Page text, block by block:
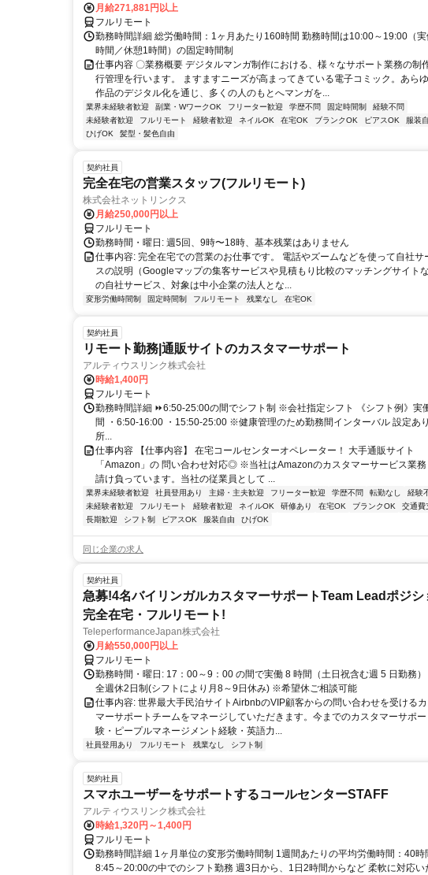
月給271,881円以上
フルリモート
勤務時間詳細 総労働時間：1ヶ月あたり160時間 勤務時間は10:00～19:00（
時間／休憩1時間）の固定時間制
仕事内容 〇業務概要 デジタルマンガ制作における、様々なサポート業務の制
行管理を行います。 ますますニーズが高まってきている電子コミック。あら
作品のデジタル化を通じ、多くの人のもとへマンガを...
業界未経験者歓迎 副業・WワークOK フリーター歓迎 学歴不問 固定時間制
経験不問
未経験者歓迎
フルリモート 経験者歓迎 ネイルOK 在宅OK ブランクOK ピアスOK
服装
ひげOK
髪型・髪色自由
契約社員
完全在宅の営業スタッフ(フルリモート)
株式会社ネットリンクス
月給250,000円以上
フルリモート
勤務時間・曜日: 週5回、9時〜18時、基本残業はありません
仕事内容: 完全在宅での営業のお仕事です。 電話やズームなどを使って自社サ
スの説明（Googleマップの集客サービスや見積もり比較のマッチングサイト
の自社サービス、対象は中小企業の法人とな...
変形労働時間制 固定時間制 フルリモート 残業なし 在宅OK
契約社員
リモート勤務|通販サイトのカスタマーサポート
アルティウスリンク株式会社
時給1,400円
フルリモート
勤務時間詳細 ⏩6:50-25:00の間でシフト制 ※会社指定シフト 《シフト例》実
間 ・6:50-16:00 ・15:50-25:00 ※健康管理のため勤務間インターバル 設定あ
所...
仕事内容 【仕事内容】 在宅コールセンターオペレーター！ 大手通販サイト
「Amazon」の 問い合わせ対応◎ ※当社はAmazonのカスタマーサービス業務
請け負っています。当社の従業員として ...
業界未経験者歓迎 社員登用あり 主婦・主夫歓迎 フリーター歓迎 学歴不問 転勤なし
経験
未経験者歓迎
フルリモート 経験者歓迎 ネイルOK 研修あり 在宅OK ブランクOK
交通費
長期歓迎
シフト制 ピアスOK 服装自由 ひげOK
同じ企業の求人
契約社員
急募!4名バイリンガルカスタマーサポートTeam Leadポジシ
完全在宅・フルリモート!
TeleperformanceJapan株式会社
月給550,000円以上
フルリモート
勤務時間・曜日: 17：00～9：00 の間で実働 8 時間（土日祝含む週 5 日勤務）
全週休2日制(シフトにより月8～9日休み) ※希望休ご相談可能
仕事内容: 世界最大手民泊サイトAirbnbのVIP顧客からの問い合わせを受けるカ
マーサポートチームをマネージしていただきます。今までのカスタマーサポ
験・ピープルマネージメント経験・英語力...
社員登用あり フルリモート 残業なし シフト制
契約社員
スマホユーザーをサポートするコールセンターSTAFF
アルティウスリンク株式会社
時給1,320円～1,400円
フルリモート
勤務時間詳細 1ヶ月単位の変形労働時間制 1週間あたりの平均労働時間：40時
8:45～20:00の中でのシフト勤務 週3日から、1日2時間からなど 柔軟に対応い